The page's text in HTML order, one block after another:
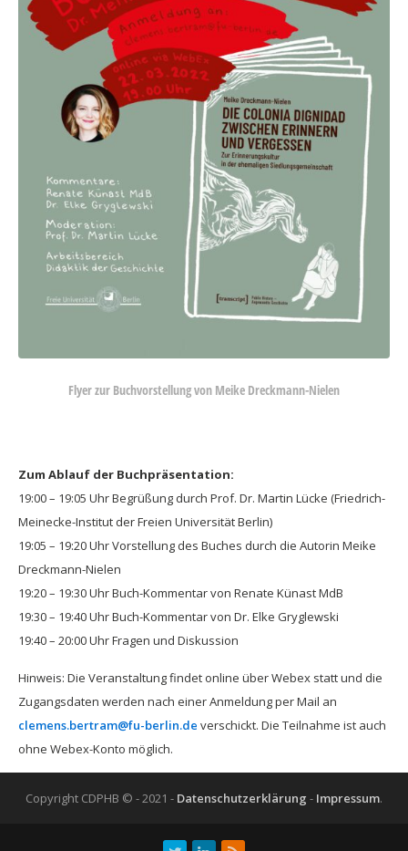
Flyer zur Buchvorstellung von Meike Dreckmann-Nielen
Zum Ablauf der Buchpräsentation:
19:00 – 19:05 Uhr Begrüßung durch Prof. Dr. Martin Lücke (Friedrich-
Meinecke-Institut der Freien Universität Berlin)
19:05 – 19:20 Uhr Vorstellung des Buches durch die Autorin Meike
Dreckmann-Nielen
19:20 – 19:30 Uhr Buch-Kommentar von Renate Künast MdB
19:30 – 19:40 Uhr Buch-Kommentar von Dr. Elke Gryglewski
19:40 – 20:00 Uhr Fragen und Diskussion
Hinweis: Die Veranstaltung findet online über Webex statt und die
Zugangsdaten werden nach einer Anmeldung per Mail an
clemens.bertram@fu-berlin.de verschickt. Die Teilnahme ist auch
ohne Webex-Konto möglich.
Copyright CDPHB © - 2021 - Datenschutzerklärung - Impressum.